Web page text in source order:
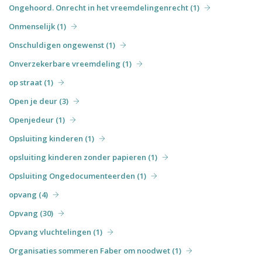
Ongehoord. Onrecht in het vreemdelingenrecht (1)
Onmenselijk (1)
Onschuldigen ongewenst (1)
Onverzekerbare vreemdeling (1)
op straat (1)
Open je deur (3)
Openjedeur (1)
Opsluiting kinderen (1)
opsluiting kinderen zonder papieren (1)
Opsluiting Ongedocumenteerden (1)
opvang (4)
Opvang (30)
Opvang vluchtelingen (1)
Organisaties sommeren Faber om noodwet (1)